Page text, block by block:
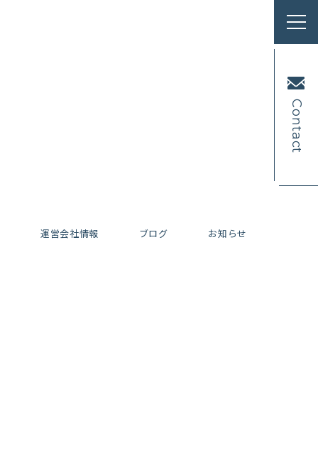
運営会社情報 ブログ お知らせ
Contact